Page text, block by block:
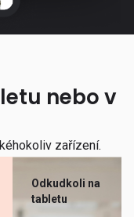
nebo v
zařízení.
Odkudkoli na
tabletu